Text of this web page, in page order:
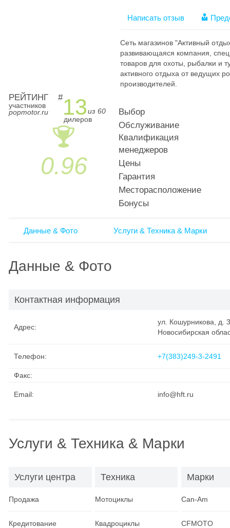
Написать отзыв
Сеть магазинов "Активный
развивающаяся компания,
товаров для охоты, рыбалки и
активного отдыха от ведущих
производителей.
РЕЙТИНГ
участников
popmotor.ru
#13из 60
дилеров
🏆
0.96
Выбор
Обслуживание
Квалификация
менеджеров
Цены
Гарантия
Месторасположение
Бонусы
Данные & Фото Услуги & Техника & Марки
Данные & Фото
Контактная информация
Адрес:
ул. Кошурникова, д.
Новосибирская
Телефон: +7(383)249-3-2491
Факс:
Email: info@hft.ru
Услуги & Техника & Марки
Услуги центра
Продажа
Кредитование
Техника
Мотоциклы
Квадроциклы
Марки
Can-Am
CFMOTO